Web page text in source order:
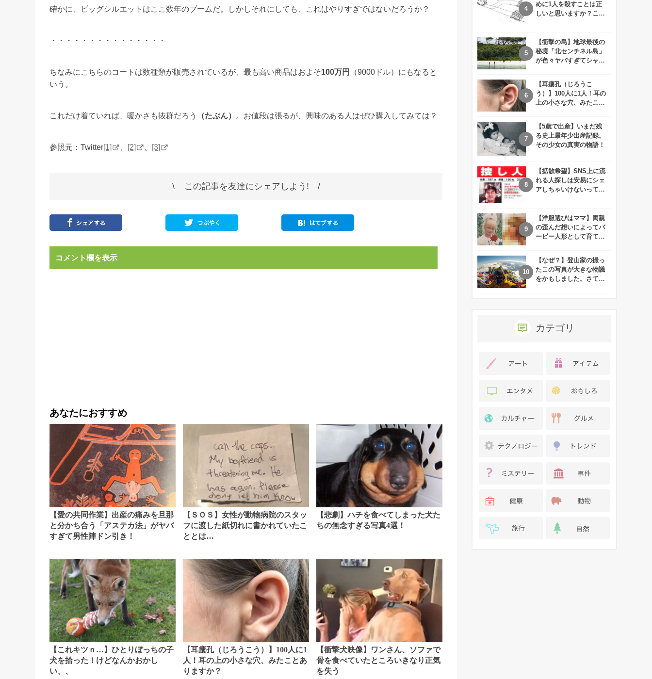
確かに、ビッグシルエットはここ数年のブームだ。しかしそれにしても、これはやりすぎではないだろうか？
・・・・・・・・・・・・・・・
ちなみにこちらのコートは数種類が販売されているが、最も高い商品はおよそ100万円
（9000ドル）にもなると
いう。
これだけ着ていれば、暖かさも抜群だろう （たぶん） 。お値段は張るが、興味のある人はぜひ購入してみては？
参照元：Twitter[1] [2] [3]
この記事を友達にシェアしよう! /
コメント欄を表示
あなたにおすすめ
【愛の共同作業】出産の痛みを旦那
と分かち合う「アステカ法」がヤバ
すぎて男性陣ドン引き！
【ＳＯＳ】女性が動物病院のスタッ
フに渡した紙切れに書かれていたこ
ととは…
【悲劇】ハチを食べてしまった犬た
ちの無念すぎる写真4選！
【これキツｎ…】ひとりぼっちの子
犬を拾った！けどなんかおかし
い、、
【耳瘻孔（じろうこう）】100人に1
人！耳の上の小さな穴、みたことあ
りますか？
【衝撃犬映像】ワンさん、ソファで
骨を食べていたところいきなり正気
を失う
めに1人を殺すことは正
しいと思いますか？この
【衝撃の島】地球最後の
秘境「北センチネル島」
が色々ヤバすぎてシャレ
【耳瘻孔（じろうこ
う）】100人に1人！耳の
上の小さな穴、みたこと
【5歳で出産】いまだ残
る史上最年少出産記録。
その少女の真実の物語！
【拡散希望】SNS上に流
れる人探しは安易にシェ
アしちゃいけないって知
【洋服選びはママ】両親
の歪んだ想いによってバ
ービー人形として育てら
【なぜ？】登山家の撮っ
たこの写真が大きな物議
をかもしました。さて、
カテゴリ